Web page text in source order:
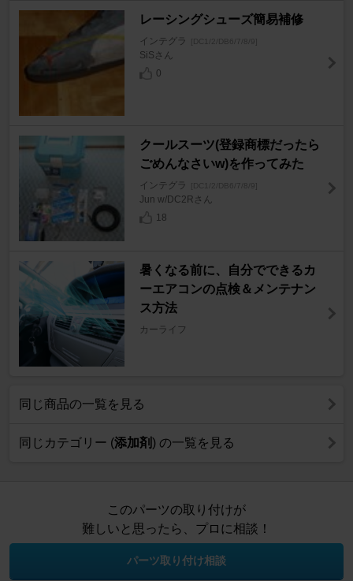
レーシングシューズ簡易補修
インテグラ [DC1/2/DB6/7/8/9]
SiSさん
0
クールスーツ(登録商標だったら
ごめんなさいw)を作ってみた
インテグラ [DC1/2/DB6/7/8/9]
Jun w/DC2Rさん
18
暑くなる前に、自分でできるカ
ーエアコンの点検＆メンテナン
ス方法
カーライフ
同じ商品の一覧を見る
同じカテゴリー (添加剤) の一覧を見る
このパーツの取り付けが
難しいと思ったら、プロに相談！
パーツ取り付け相談